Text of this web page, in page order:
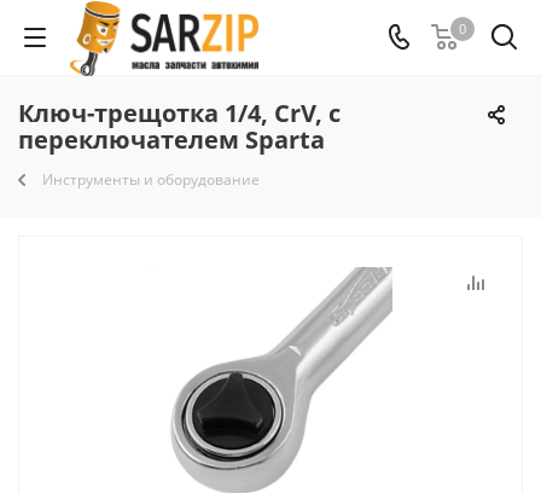
0
Ключ-трещотка 1/4, CrV, с
переключателем Sparta
Инструменты и оборудование